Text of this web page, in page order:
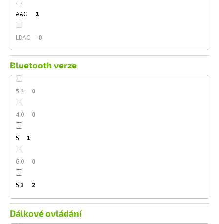
AAC 2
LDAC 0
Bluetooth verze
5.2 0
4.0 0
5 1
6.0 0
5.3 2
Dálkové ovládání